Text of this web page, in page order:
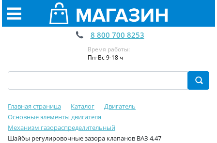
8 800 700 8253
Время работы:
Пн-Вс 9-18 ч
Главная страница Каталог
Двигатель
Основные элементы двигателя
Механизм газораспределительный
Шайбы регулировочные зазора клапанов ВАЗ 4,47